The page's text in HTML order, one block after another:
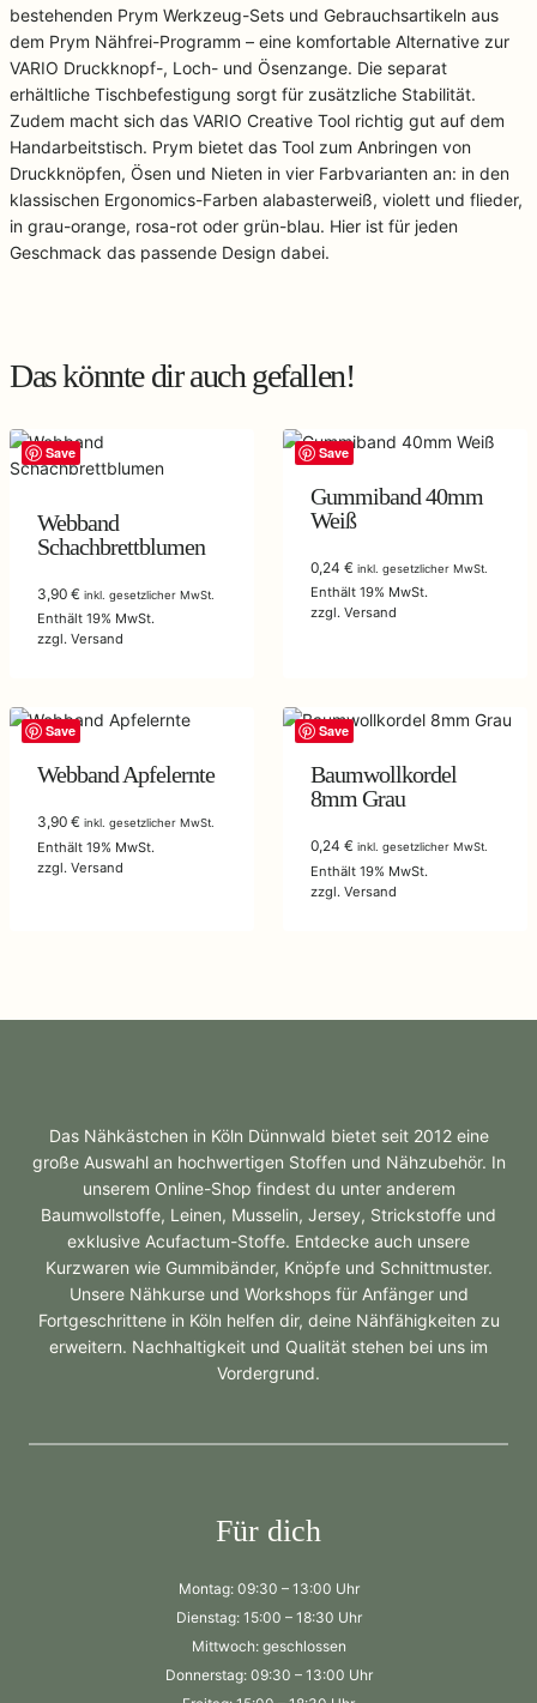
bestehenden Prym Werkzeug-Sets und Gebrauchsartikeln aus
dem Prym Nähfrei-Programm – eine komfortable Alternative zur
VARIO Druckknopf-, Loch- und Ösenzange. Die separat
erhältliche Tischbefestigung sorgt für zusätzliche Stabilität.
Zudem macht sich das VARIO Creative Tool richtig gut auf dem
Handarbeitstisch. Prym bietet das Tool zum Anbringen von
Druckknöpfen, Ösen und Nieten in vier Farbvarianten an: in den
klassischen Ergonomics-Farben alabasterweiß, violett und flieder,
in grau-orange, rosa-rot oder grün-blau. Hier ist für jeden
Geschmack das passende Design dabei.
Das könnte dir auch gefallen!
Save
Webband
Schachbrettblumen
3,90 € inkl. gesetzlicher MwSt.
Enthält 19% MwSt.
zzgl. Versand
Save
Gummiband 40mm
Weiß
0,24 € inkl. gesetzlicher MwSt.
Enthält 19% MwSt.
zzgl. Versand
Save
Webband Apfelernte
3,90 € inkl. gesetzlicher MwSt.
Enthält 19% MwSt.
zzgl. Versand
Save
Baumwollkordel
8mm Grau
0,24 € inkl. gesetzlicher MwSt.
Enthält 19% MwSt.
zzgl. Versand
Das Nähkästchen in Köln Dünnwald bietet seit 2012 eine
große Auswahl an hochwertigen Stoffen und Nähzubehör. In
unserem Online-Shop findest du unter anderem
Baumwollstoffe, Leinen, Musselin, Jersey, Strickstoffe und
exklusive Acufactum-Stoffe. Entdecke auch unsere
Kurzwaren wie Gummibänder, Knöpfe und Schnittmuster.
Unsere Nähkurse und Workshops für Anfänger und
Fortgeschrittene in Köln helfen dir, deine Nähfähigkeiten zu
erweitern. Nachhaltigkeit und Qualität stehen bei uns im
Vordergrund.
Für dich
Montag: 09:30 – 13:00 Uhr
Dienstag: 15:00 – 18:30 Uhr
Mittwoch: geschlossen
Donnerstag: 09:30 – 13:00 Uhr